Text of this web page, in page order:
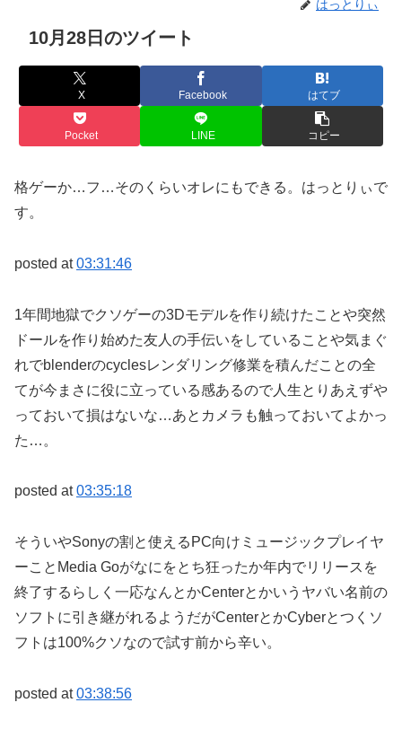
はっとりぃ
10月28日のツイート
X Facebook はてブ
Pocket LINE コピー
格ゲーか…フ…そのくらいオレにもできる。はっとりぃで
す。
posted at03:31:46
1年間地獄でクソゲーの3Dモデルを作り続けたことや突然
ドールを作り始めた友人の手伝いをしていることや気まぐ
れでblenderのcyclesレンダリング修業を積んだことの全
てが今まさに役に立っている感あるので人生とりあえずや
っておいて損はないな…あとカメラも触っておいてよかっ
た…。
posted at03:35:18
そういやSonyの割と使えるPC向けミュージックプレイヤ
ーことMedia Goがなにをとち狂ったか年内でリリースを
終了するらしく一応なんとかCenterとかいうヤバい名前の
ソフトに引き継がれるようだがCenterとかCyberとつくソ
フトは100%クソなので試す前から辛い。
posted at03:38:56